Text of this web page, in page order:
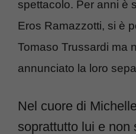
spettacolo. Per anni è
Eros Ramazzotti, si è
Tomaso Trussardi ma
annunciato la loro
Nel cuore di
soprattutto lui e non